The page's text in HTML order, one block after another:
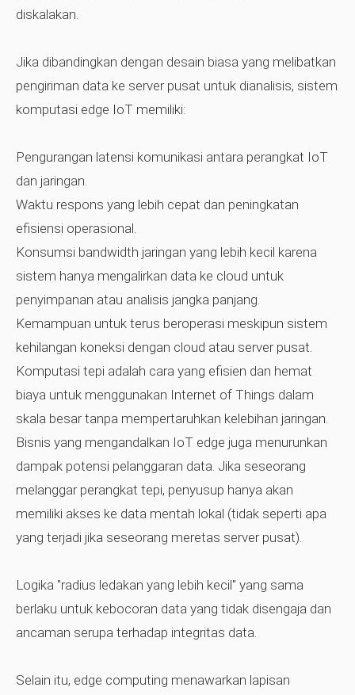
diskalakan.
Jika dibandingkan dengan desain biasa yang melibatkan
pengiriman data ke server pusat untuk dianalisis, sistem
komputasi edge IoT memiliki:
Pengurangan latensi komunikasi antara perangkat IoT
dan jaringan.
Waktu respons yang lebih cepat dan peningkatan
efisiensi operasional.
Konsumsi bandwidth jaringan yang lebih kecil karena
sistem hanya mengalirkan data ke cloud untuk
penyimpanan atau analisis jangka panjang.
Kemampuan untuk terus beroperasi meskipun sistem
kehilangan koneksi dengan cloud atau server pusat.
Komputasi tepi adalah cara yang efisien dan hemat
biaya untuk menggunakan Internet of Things dalam
skala besar tanpa mempertaruhkan kelebihan jaringan.
Bisnis yang mengandalkan IoT edge juga menurunkan
dampak potensi pelanggaran data. Jika seseorang
melanggar perangkat tepi, penyusup hanya akan
memiliki akses ke data mentah lokal (tidak seperti apa
yang terjadi jika seseorang meretas server pusat).
Logika "radius ledakan yang lebih kecil" yang sama
berlaku untuk kebocoran data yang tidak disengaja dan
ancaman serupa terhadap integritas data.
Selain itu, edge computing menawarkan lapisan